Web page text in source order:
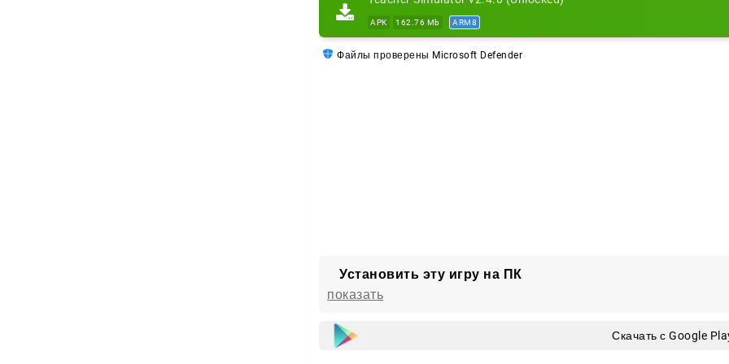
APK 162.76 Mb ARM8
Файлы проверены Microsoft Defender
Установить эту игру на ПК
показать
Скачать с Google